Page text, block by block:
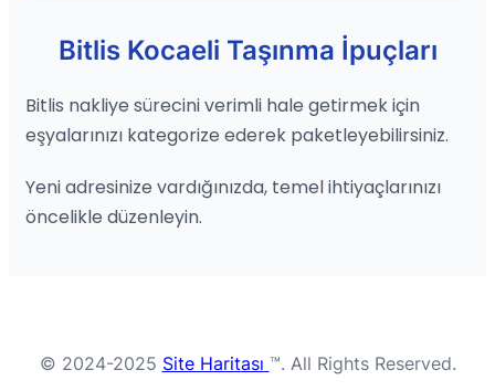
Bitlis Kocaeli Taşınma İpuçları
Bitlis nakliye sürecini verimli hale getirmek için
eşyalarınızı kategorize ederek paketleyebilirsiniz.
Yeni adresinize vardığınızda, temel ihtiyaçlarınızı
öncelikle düzenleyin.
© 2024-2025 Site Haritası ™. All Rights Reserved.